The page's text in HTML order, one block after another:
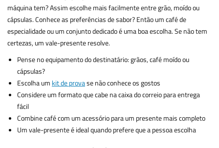
máquina tem? Assim escolhe mais facilmente entre grão, moído ou
cápsulas. Conhece as preferências de sabor? Então um café de
especialidade ou um conjunto dedicado é uma boa escolha. Se não tem
certezas, um vale-presente resolve.
Pense no equipamento do destinatário: grãos, café moído ou
cápsulas?
Escolha um kit de provase não conhece os gostos
Considere um formato que cabe na caixa do correio para entrega
fácil
Combine café com um acessório para um presente mais completo
Um vale-presente é ideal quando prefere que a pessoa escolha